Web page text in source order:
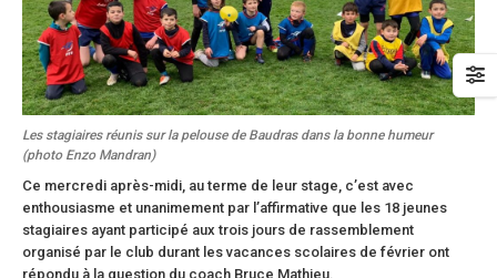
Les stagiaires réunis sur la pelouse de Baudras dans la bonne humeur
(photo Enzo Mandran)
Ce mercredi après-midi, au terme de leur stage, c’est avec
enthousiasme et unanimement par l’affirmative que les 18 jeunes
stagiaires ayant participé aux trois jours de rassemblement
organisé par le club durant les vacances scolaires de février ont
répondu à la question du coach Bruce Mathieu.